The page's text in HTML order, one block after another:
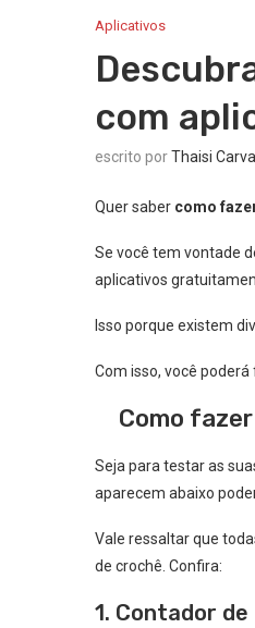
Aplicativos
com
escrito porThaisi
Quer saber como
Se você tem vontade
aplicativos
Isso porque existem
Com isso, você
Como
Seja para testar as
aparecem abaixo
Vale ressaltar que
de crochê. Confira:
1. Contador